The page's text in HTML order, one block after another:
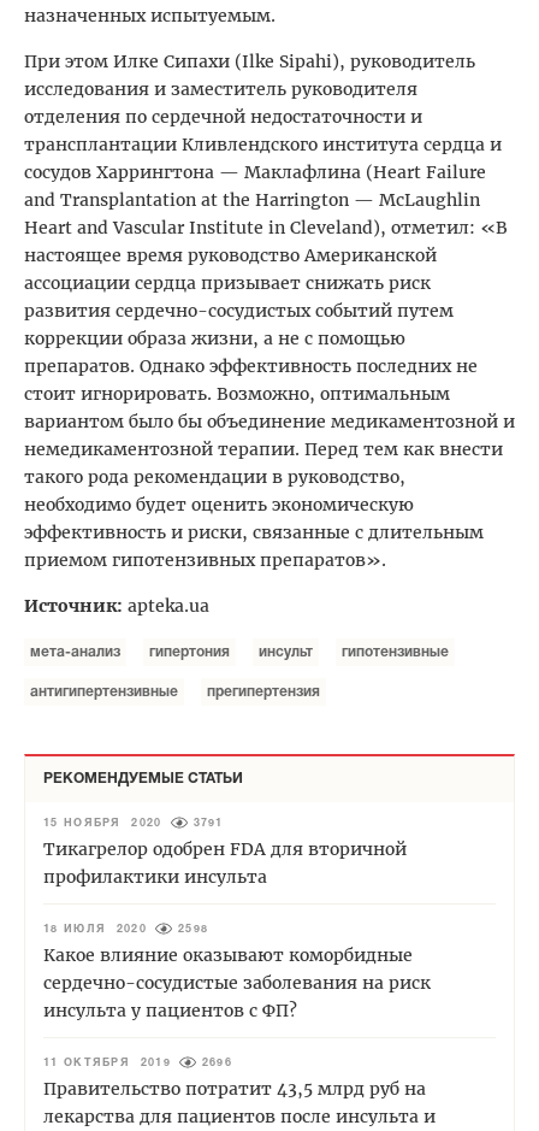
назначенных испытуемым.
При этом Илке Сипахи (Ilke Sipahi), руководитель
исследования и заместитель руководителя
отделения по сердечной недостаточности и
трансплантации Кливлендского института сердца и
сосудов Харрингтона — Маклафлина (Heart Failure
and Transplantation at the Harrington — McLaughlin
Heart and Vascular Institute in Cleveland), отметил: «В
настоящее время руководство Американской
ассоциации сердца призывает снижать риск
развития сердечно-сосудистых событий путем
коррекции образа жизни, а не с помощью
препаратов. Однако эффективность последних не
стоит игнорировать. Возможно, оптимальным
вариантом было бы объединение медикаментозной и
немедикаментозной терапии. Перед тем как внести
такого рода рекомендации в руководство,
необходимо будет оценить экономическую
эффективность и риски, связанные с длительным
приемом гипотензивных препаратов».
Источник: apteka.ua
мета-анализ гипертония инсульт гипотензивные
антигипертензивные прегипертензия
РЕКОМЕНДУЕМЫЕ СТАТЬИ
15 НОЯБРЯ 2020 3791
Тикагрелор одобрен FDA для вторичной
профилактики инсульта
18 ИЮЛЯ 2020 2598
Какое влияние оказывают коморбидные
сердечно-сосудистые заболевания на риск
инсульта у пациентов с ФП?
11 ОКТЯБРЯ 2019 2696
Правительство потратит 43,5 млрд руб на
лекарства для пациентов после инсульта и